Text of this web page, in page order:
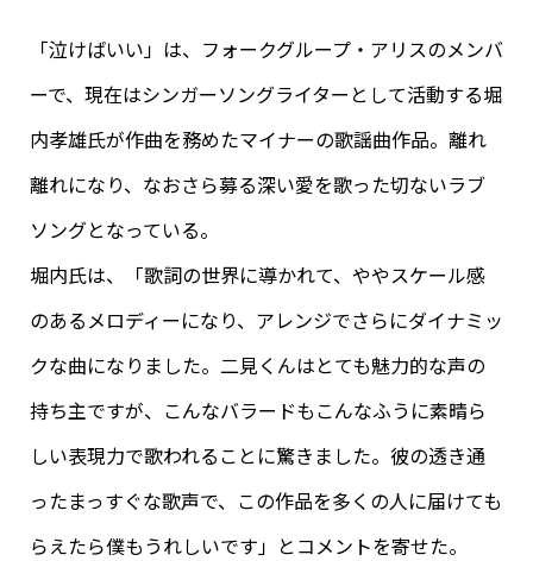
「泣けばいい」は、フォークグループ・アリスのメンバ
ーで、 現在はシンガーソングライターとして活動する堀
内孝雄氏が作曲を務めたマイナーの歌謡曲作品。離れ
離れになり、 なおさら募る深い愛を歌った切ないラブ
ソングとなっている。
堀内氏は、「歌詞の世界に導かれて、ややスケール感
のあるメロディーになり、 アレンジでさらにダイナミッ
クな曲になりました。二見くんはとても魅力的な声の
持ち主ですが、 こんなバラードもこんなふうに素晴ら
しい表現力で歌われることに驚きました。彼の透き通
ったまっすぐな歌声で、この作品を多くの人に届けても
らえたら僕もうれしいです」とコメントを寄せた。